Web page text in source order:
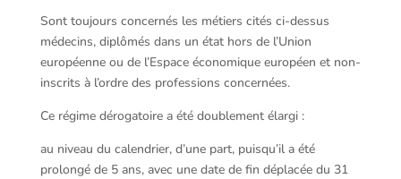
Sont toujours concernés les métiers cités ci-dessus
médecins, diplômés dans un état hors de l’Union
européenne ou de l’Espace économique européen et non-
inscrits à l’ordre des professions concernées.
Ce régime dérogatoire a été doublement élargi :
au niveau du calendrier, d’une part, puisqu’il a été
prolongé de 5 ans, avec une date de fin déplacée du 31